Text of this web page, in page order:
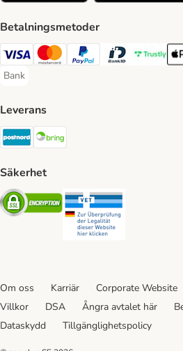
Betalningsmetoder
Visa Payment Method
Mastercard Payment Method
PayPal Payment Method
BankID Payment
Trustly
Bank
Bank Payment Method
Leverans
Postnord Shipping Method
Säkerhet
Security
Om oss Karriär Corporate Website
Villkor
DSA Ångra avtalet här
Dataskydd
Tillgänglighetspolicy